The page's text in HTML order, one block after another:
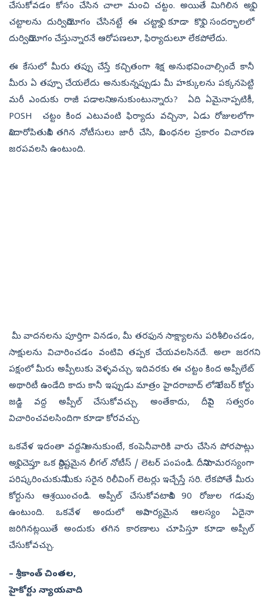
చేసుకోవడం కోసం చేసిన చాలా మంచి చట్టం. అయితే మిగిలిన అన్ని
చట్టాలను దుర్వినియోగం చేసినట్టే ఈ చట్టాన్ని కూడా కొన్ని సందర్భాలలో
దుర్వినియోగం చేస్తున్నారనే ఆరోపణలూ, ఫిర్యాదులూ లేకపోలేదు.
ఈ కేసులో మీరు తప్పు చేస్తే కచ్చితంగా శిక్ష అనుభవించాల్సిందే కానీ
మీరు ఏ తప్పూ చేయలేదు అనుకున్నప్పుడు మీ హక్కులను పక్కనపెట్టి
మరీ ఎందుకు రాజీ పడాలని అనుకుంటున్నారు? ఏది ఏమైనాప్పటికీ,
POSH చట్టం కింద ఎటువంటి ఫిర్యాదు వచ్చినా, ఏడు రోజులలోగా
నిందారోపితునికి తగిన నోటీసులు జారీ చేసి, నిబంధనల ప్రకారం విచారణ
జరపవలసి ఉంటుంది.
మీ వాదనలను పూర్తిగా వినడం, మీ తరఫున సాక్ష్యాలను పరిశీలించడం,
సాక్షులను విచారించడం వంటివి తప్పక చేయవలసినదే. అలా జరగని
పక్షంలో మీరు అప్పీలుకు వెళ్ళవచ్చు. ఇదివరకు ఈ చట్టం కింద అప్పీలేట్‌
అథారిటీ ఉండేది కాదు కానీ ఇప్పుడు మాత్రం హైదరాబాద్‌ లోని లేబర్‌ కోర్టు
జడ్జి వద్ద అప్పీల్‌ చేసుకోవచ్చు. అంతేకాదు, దీనిపై సత్వరం
విచారించవలసిందిగా కూడా కోరవచ్చు.
ఒకవేళ ఇదంతా వద్దని అనుకుంటే, కంపెనీవారికి వారు చేసిన పోరపాట్లు
అన్ని చెప్తూ ఒక నిర్దిష్టమైన లీగల్‌ నోటీస్‌ / లెటర్‌ పంపండి. దీనిని సామరస్యంగా
పరిష్కరించుకుని మీకు సరైన రిలీవింగ్‌ లెటర్లు ఇచ్చేస్తే సరి. లేకపోతే మీరు
కోర్టును ఆశ్రయించండి. అప్పీల్‌ చేసుకోవటానికి 90 రోజుల గడువు
ఉంటుంది. ఒకవేళ అందులో అనివార్యమైన ఆలస్యం ఏదైనా
జరిగినట్లయితే అందుకు తగిన కారణాలు చూపిస్తూ కూడా అప్పీల్‌
చేసుకోవచ్చు.
– శ్రీకాంత్‌ చింతల,
హైకోర్టు న్యాయవాది